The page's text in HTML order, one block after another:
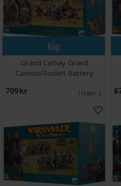
Köp
Grand Cathay Grand
Cannon/Rocket Battery
709 SEK I lager: 2